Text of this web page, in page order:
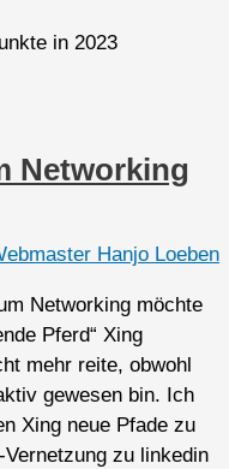
in 2023
Networking
Hanjo Loeben
Networking möchte
Pferd“ Xing
mehr reite, obwohl
gewesen bin. Ich
Xing neue Pfade zu
zu linkedin